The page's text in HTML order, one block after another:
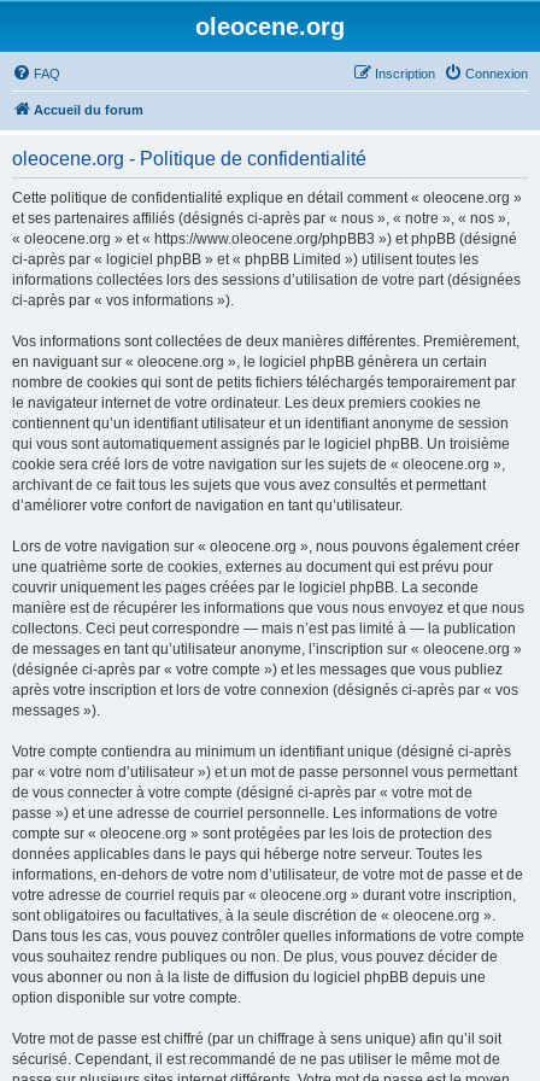
oleocene.org
FAQ Connexion
Inscription
Accueil du forum
oleocene.org - Politique de confidentialité
Cette politique de confidentialité explique en détail comment « oleocene.org »
et ses partenaires affiliés (désignés ci-après par « nous », « notre », « nos »,
« oleocene.org » et « https://www.oleocene.org/phpBB3 ») et phpBB (désigné
ci-après par « logiciel phpBB » et « phpBB Limited ») utilisent toutes les
informations collectées lors des sessions d’utilisation de votre part (désignées
ci-après par « vos informations »).
Vos informations sont collectées de deux manières différentes. Premièrement,
en naviguant sur « oleocene.org », le logiciel phpBB génèrera un certain
nombre de cookies qui sont de petits fichiers téléchargés temporairement par
le navigateur internet de votre ordinateur. Les deux premiers cookies ne
contiennent qu’un identifiant utilisateur et un identifiant anonyme de session
qui vous sont automatiquement assignés par le logiciel phpBB. Un troisième
cookie sera créé lors de votre navigation sur les sujets de « oleocene.org »,
archivant de ce fait tous les sujets que vous avez consultés et permettant
d’améliorer votre confort de navigation en tant qu’utilisateur.
Lors de votre navigation sur « oleocene.org », nous pouvons également créer
une quatrième sorte de cookies, externes au document qui est prévu pour
couvrir uniquement les pages créées par le logiciel phpBB. La seconde
manière est de récupérer les informations que vous nous envoyez et que nous
collectons. Ceci peut correspondre — mais n’est pas limité à — la publication
de messages en tant qu’utilisateur anonyme, l’inscription sur « oleocene.org »
(désignée ci-après par « votre compte ») et les messages que vous publiez
après votre inscription et lors de votre connexion (désignés ci-après par « vos
messages »).
Votre compte contiendra au minimum un identifiant unique (désigné ci-après
par « votre nom d’utilisateur ») et un mot de passe personnel vous permettant
de vous connecter à votre compte (désigné ci-après par « votre mot de
passe ») et une adresse de courriel personnelle. Les informations de votre
compte sur « oleocene.org » sont protégées par les lois de protection des
données applicables dans le pays qui héberge notre serveur. Toutes les
informations, en-dehors de votre nom d’utilisateur, de votre mot de passe et de
votre adresse de courriel requis par « oleocene.org » durant votre inscription,
sont obligatoires ou facultatives, à la seule discrétion de « oleocene.org ».
Dans tous les cas, vous pouvez contrôler quelles informations de votre compte
vous souhaitez rendre publiques ou non. De plus, vous pouvez décider de
vous abonner ou non à la liste de diffusion du logiciel phpBB depuis une
option disponible sur votre compte.
Votre mot de passe est chiffré (par un chiffrage à sens unique) afin qu’il soit
sécurisé. Cependant, il est recommandé de ne pas utiliser le même mot de